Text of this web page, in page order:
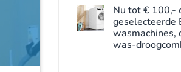
Meer
Actie,
Meer
Voordeel!
op
AEG
Cadeau
Actie:
ICI
PARIS
Nu tot € 100,-
geselecteerde
wasmachines,
was-